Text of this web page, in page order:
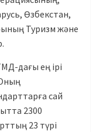
Өзбекстан,
Туризм және
дағы ең ірі
сай
2300
23 түрі